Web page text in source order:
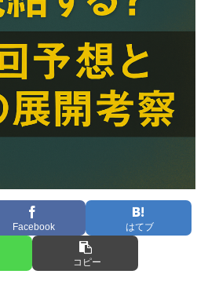
Facebook はてブ
コピー